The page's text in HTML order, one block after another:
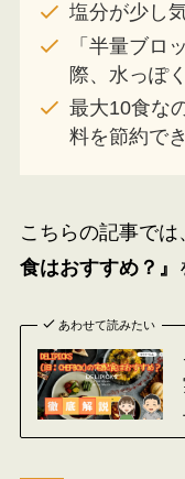
塩分が少し
「半量ブロ
際、水っぽ
最大10食な
料を節約で
こちらの記事では
食はおすすめ？』
あわせて読みたい